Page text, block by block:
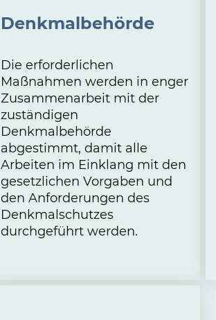
Denkmalbehörde
Die erforderlichen
Maßnahmen werden in enger
Zusammenarbeit mit der
zuständigen
Denkmalbehörde
abgestimmt, damit alle
Arbeiten im Einklang mit den
gesetzlichen Vorgaben und
den Anforderungen des
Denkmalschutzes
durchgeführt werden.